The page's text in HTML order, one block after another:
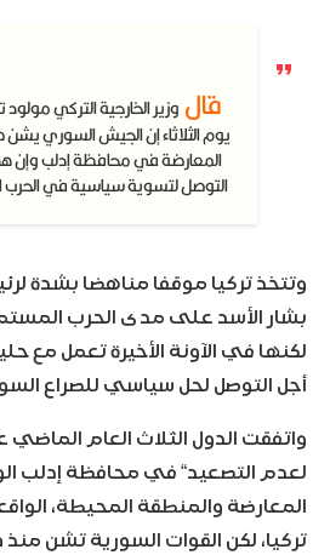
قال وزير الخارجية التركي
يوم الثلاثاء إن الجيش السوري
المعارضة في محافظة إدلب وإن
التوصل لتسوية سياسية في الحرب
وتتخذ تركيا موقفا مناهضا بشدة
بشار الأسد على مدى الحرب
لكنها في الآونة الأخيرة تعمل مع
أجل التوصل لحل سياسي للصراع
واتفقت الدول الثلاث العام
لعدم التصعيد“ في محافظة إدلب
المعارضة والمنطقة المحيطة،
تركيا، لكن القوات السورية تشن